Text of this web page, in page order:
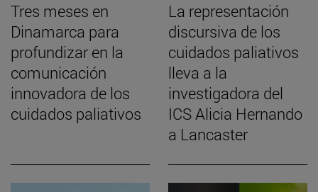
Tres meses en
Dinamarca para
profundizar en la
comunicación
innovadora de los
cuidados paliativos
La representación
discursiva de los
cuidados paliativos
lleva a la
investigadora del
ICS Alicia Hernando
a Lancaster